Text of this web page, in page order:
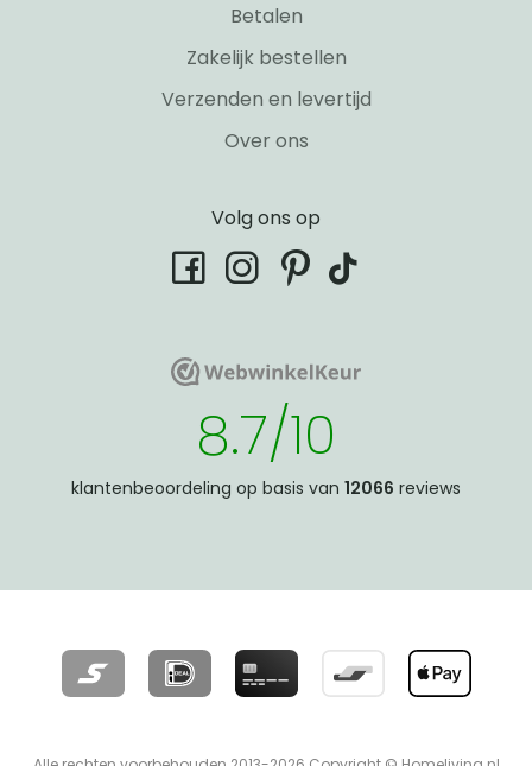
Betalen
Zakelijk bestellen
Verzenden en levertijd
Over ons
Volg ons op
facebookinstagram
pinterest
tiktok
WebwinkelKeurWebwinkelKeur
8.7/10
klantenbeoordeling op basis van 12066 reviews